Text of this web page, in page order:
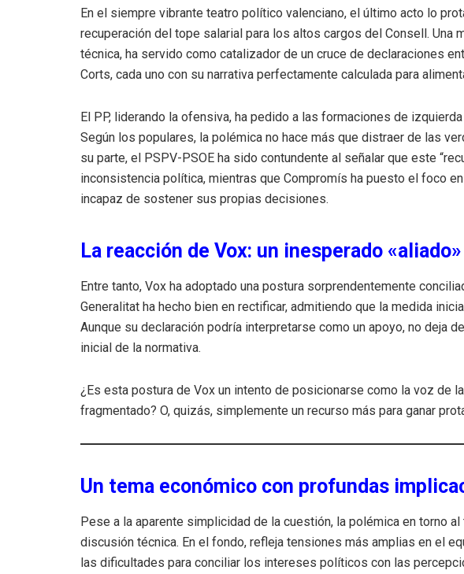
En el siempre vibrante teatro político valenciano, el último acto lo
recuperación del tope salarial para los altos cargos del Consell. Una
técnica, ha servido como catalizador de un cruce de declaraciones
Corts, cada uno con su narrativa perfectamente calculada para
El PP, liderando la ofensiva, ha pedido a las formaciones de
Según los populares, la polémica no hace más que distraer de las
su parte, el PSPV-PSOE ha sido contundente al señalar que este
inconsistencia política, mientras que Compromís ha puesto el foco
incapaz de sostener sus propias decisiones.
La reacción de Vox: un inesperado «aliado»
Entre tanto, Vox ha adoptado una postura sorprendentemente
Generalitat ha hecho bien en rectificar, admitiendo que la medida
Aunque su declaración podría interpretarse como un apoyo, no deja
inicial de la normativa.
¿Es esta postura de Vox un intento de posicionarse como la voz de
fragmentado? O, quizás, simplemente un recurso más para ganar
Un tema económico con profundas
Pese a la aparente simplicidad de la cuestión, la polémica en torno
discusión técnica. En el fondo, refleja tensiones más amplias en el
las dificultades para conciliar los intereses políticos con las